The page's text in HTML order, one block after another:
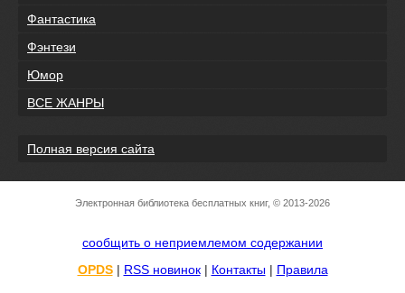
Фантастика
Фэнтези
Юмор
ВСЕ ЖАНРЫ
Полная версия сайта
Электронная библиотека бесплатных книг, © 2013-2026
сообщить о неприемлемом содержании
OPDS| RSS новинок| Контакты| Правила